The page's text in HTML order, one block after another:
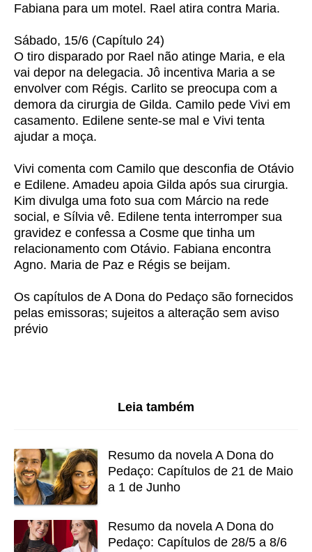
Fabiana para um motel. Rael atira contra Maria.
Sábado, 15/6 (Capítulo 24)
O tiro disparado por Rael não atinge Maria, e ela
vai depor na delegacia. Jô incentiva Maria a se
envolver com Régis. Carlito se preocupa com a
demora da cirurgia de Gilda. Camilo pede Vivi em
casamento. Edilene sente-se mal e Vivi tenta
ajudar a moça.
Vivi comenta com Camilo que desconfia de Otávio
e Edilene. Amadeu apoia Gilda após sua cirurgia.
Kim divulga uma foto sua com Márcio na rede
social, e Sílvia vê. Edilene tenta interromper sua
gravidez e confessa a Cosme que tinha um
relacionamento com Otávio. Fabiana encontra
Agno. Maria de Paz e Régis se beijam.
Os capítulos de A Dona do Pedaço são fornecidos
pelas emissoras; sujeitos a alteração sem aviso
prévio
Leia também
Resumo da novela A Dona do
Pedaço: Capítulos de 21 de Maio
a 1 de Junho
Resumo da novela A Dona do
Pedaço: Capítulos de 28/5 a 8/6